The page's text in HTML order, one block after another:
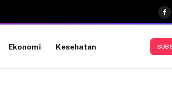
Ekonomi Kesehatan